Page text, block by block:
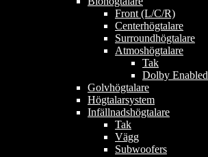
Front (L/C/R)
Centerhögtalare
Surroundhögtalare
Atmoshögtalare
Tak
Dolby Enabled
Golvhögtalare
Högtalarsystem
Infällnadshögtalare
Tak
Vägg
Subwoofers